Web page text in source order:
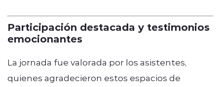
Participación destacada y testimonios
emocionantes
La jornada fue valorada por los asistentes,
quienes agradecieron estos espacios de